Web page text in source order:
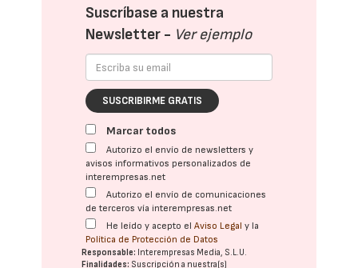
Suscríbase a nuestra
Newsletter - Ver ejemplo
SUSCRIBIRME GRATIS
Marcar todos
Autorizo el envío de newsletters y
avisos informativos personalizados de
interempresas.net
Autorizo el envío de comunicaciones
de terceros vía interempresas.net
He leído y acepto elAviso Legal y la
Política de Protección de Datos
Responsable: Interempresas Media, S.L.U.
Finalidades: Suscripción a nuestra(s)